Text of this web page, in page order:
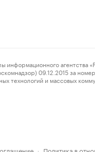
агентства
09.12.2015 за
технологий и массовых
Политика в